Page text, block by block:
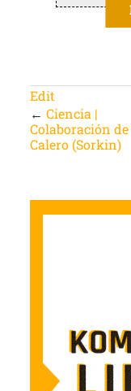
Edit
← Ciencia |
Colaboración
Calero (Sorkin)